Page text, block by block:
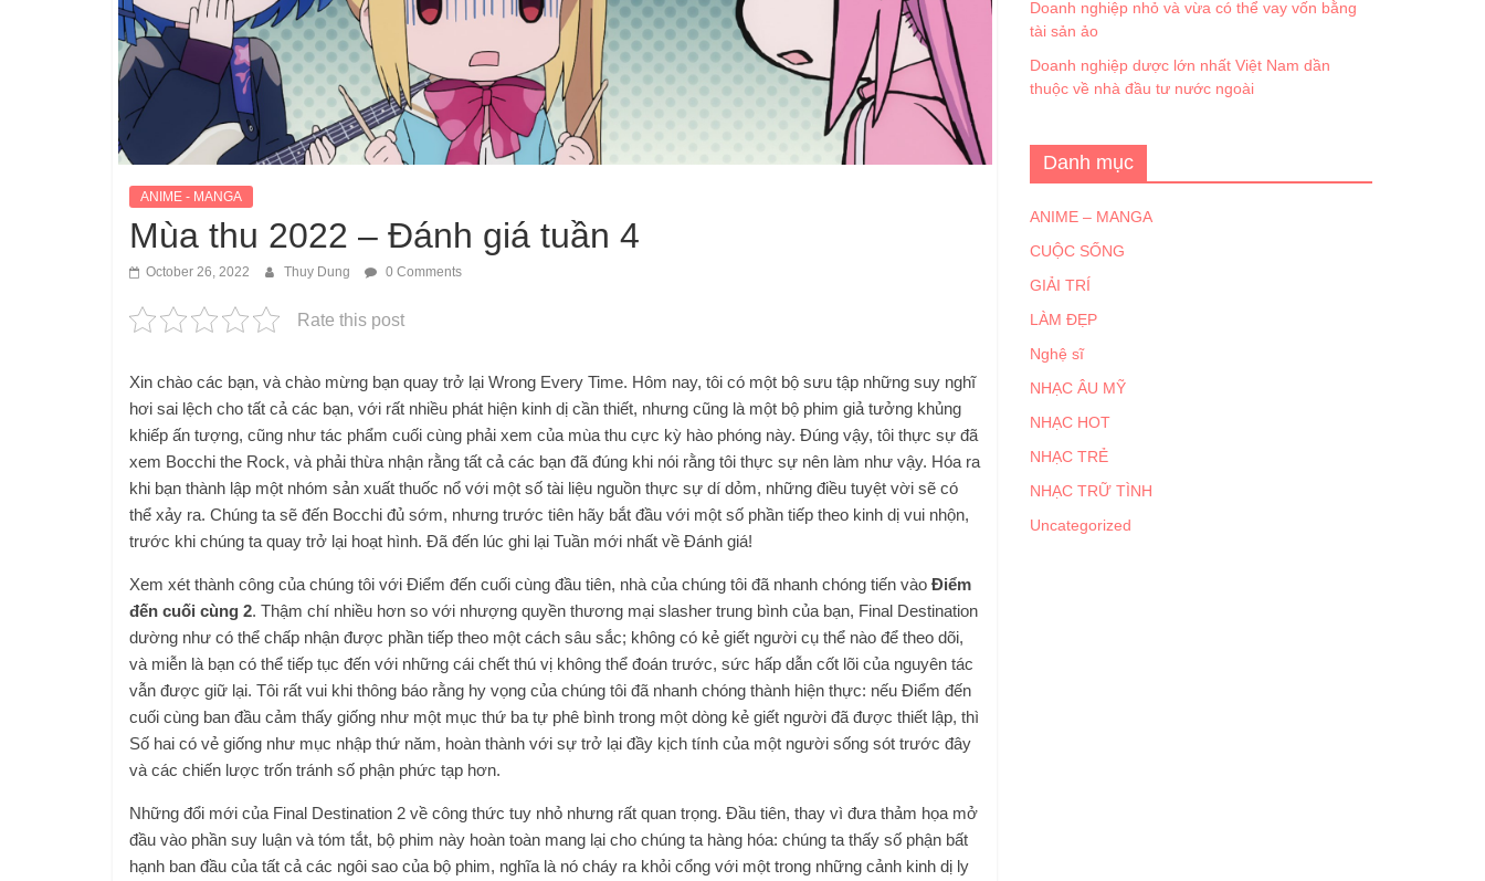
ANIME - MANGA
Mùa thu 2022 – Đánh giá tuần 4
October 26, 2022 Thuy Dung 0 Comments
Rate this post
Xin chào các bạn, và chào mừng bạn quay trở lại Wrong Every Time. Hôm nay, tôi có một bộ sưu tập những suy nghĩ
hơi sai lệch cho tất cả các bạn, với rất nhiều phát hiện kinh dị cần thiết, nhưng cũng là một bộ phim giả tưởng khủng
khiếp ấn tượng, cũng như tác phẩm cuối cùng phải xem của mùa thu cực kỳ hào phóng này. Đúng vậy, tôi thực sự đã
xem Bocchi the Rock, và phải thừa nhận rằng tất cả các bạn đã đúng khi nói rằng tôi thực sự nên làm như vậy. Hóa ra
khi bạn thành lập một nhóm sản xuất thuốc nổ với một số tài liệu nguồn thực sự dí dỏm, những điều tuyệt vời sẽ có
thể xảy ra. Chúng ta sẽ đến Bocchi đủ sớm, nhưng trước tiên hãy bắt đầu với một số phần tiếp theo kinh dị vui nhộn,
trước khi chúng ta quay trở lại hoạt hình. Đã đến lúc ghi lại Tuần mới nhất về Đánh giá!
Xem xét thành công của chúng tôi với Điểm đến cuối cùng đầu tiên, nhà của chúng tôi đã nhanh chóng tiến vào Điểm
đến cuối cùng 2. Thậm chí nhiều hơn so với nhượng quyền thương mại slasher trung bình của bạn, Final Destination
dường như có thể chấp nhận được phần tiếp theo một cách sâu sắc; không có kẻ giết người cụ thể nào để theo dõi,
và miễn là bạn có thể tiếp tục đến với những cái chết thú vị không thể đoán trước, sức hấp dẫn cốt lõi của nguyên tác
vẫn được giữ lại. Tôi rất vui khi thông báo rằng hy vọng của chúng tôi đã nhanh chóng thành hiện thực: nếu Điểm đến
cuối cùng ban đầu cảm thấy giống như một mục thứ ba tự phê bình trong một dòng kẻ giết người đã được thiết lập, thì
Số hai có vẻ giống như mục nhập thứ năm, hoàn thành với sự trở lại đầy kịch tính của một người sống sót trước đây
và các chiến lược trốn tránh số phận phức tạp hơn.
Những đổi mới của Final Destination 2 về công thức tuy nhỏ nhưng rất quan trọng. Đầu tiên, thay vì đưa thảm họa mở
đầu vào phần suy luận và tóm tắt, bộ phim này hoàn toàn mang lại cho chúng ta hàng hóa: chúng ta thấy số phận bất
hạnh ban đầu của tất cả các ngôi sao của bộ phim, nghĩa là nó cháy ra khỏi cổng với một trong những cảnh kinh dị ly
Doanh nghiệp nhỏ và vừa có thể vay vốn bằng
tài sản ảo
Doanh nghiệp dược lớn nhất Việt Nam dần
thuộc về nhà đầu tư nước ngoài
Danh mục
ANIME – MANGA
CUỘC SỐNG
GIẢI TRÍ
LÀM ĐẸP
Nghệ sĩ
NHẠC ÂU MỸ
NHẠC HOT
NHẠC TRẺ
NHẠC TRỮ TÌNH
Uncategorized